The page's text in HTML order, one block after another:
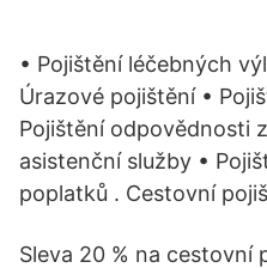
• Pojištění léčebných
Úrazové pojištění •
Pojištění odpovědnosti
asistenční služby •
poplatků . Cestovní
Sleva 20 % na cestovní